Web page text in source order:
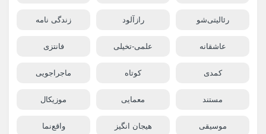
رئالیتی‌شو رازآلود زندگی نامه
عاشقانه علمی-تخیلی فانتزی
کمدی کوتاه ماجراجویی
مستند معمایی موزیکال
موسیقی هیجان انگیز واقع‌نما